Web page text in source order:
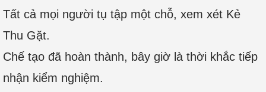
Tất cả mọi người tụ tập một chỗ, xem xét Kẻ
Thu Gặt.
Chế tạo đã hoàn thành, bây giờ là thời khắc tiếp
nhận kiểm nghiệm.